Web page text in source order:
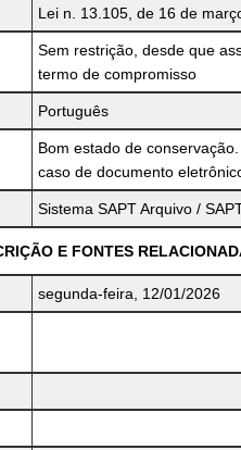
Lei n. 13.105, de 16 de
Sem restrição, desde que
termo de compromisso
Português
Bom estado de
caso de documento
Sistema SAPT Arquivo /
E FONTES
segunda-feira, 12/01/2026